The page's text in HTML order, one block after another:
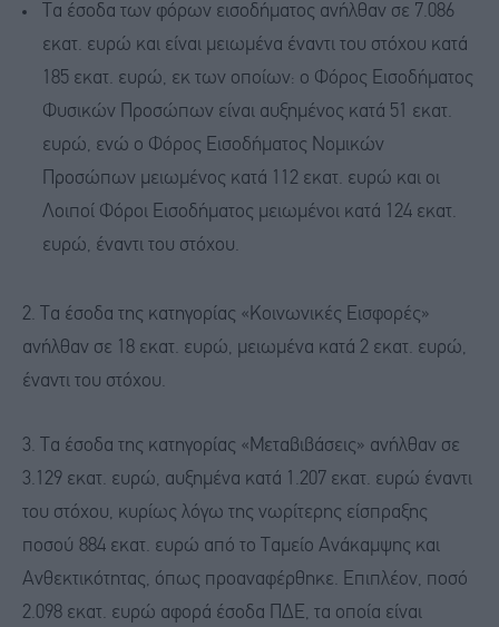
Τα έσοδα των φόρων εισοδήματος ανήλθαν σε 7.086
εκατ. ευρώ και είναι μειωμένα έναντι του στόχου κατά
185 εκατ. ευρώ, εκ των οποίων: ο Φόρος Εισοδήματος
Φυσικών Προσώπων είναι αυξημένος κατά 51 εκατ.
ευρώ, ενώ ο Φόρος Εισοδήματος Νομικών
Προσώπων μειωμένος κατά 112 εκατ. ευρώ και οι
Λοιποί Φόροι Εισοδήματος μειωμένοι κατά 124 εκατ.
ευρώ, έναντι του στόχου.
2. Τα έσοδα της κατηγορίας «Κοινωνικές Εισφορές»
ανήλθαν σε 18 εκατ. ευρώ, μειωμένα κατά 2 εκατ. ευρώ,
έναντι του στόχου.
3. Τα έσοδα της κατηγορίας «Μεταβιβάσεις» ανήλθαν σε
3.129 εκατ. ευρώ, αυξημένα κατά 1.207 εκατ. ευρώ έναντι
του στόχου, κυρίως λόγω της νωρίτερης είσπραξης
ποσού 884 εκατ. ευρώ από το Ταμείο Ανάκαμψης και
Ανθεκτικότητας, όπως προαναφέρθηκε. Επιπλέον, ποσό
2.098 εκατ. ευρώ αφορά έσοδα ΠΔΕ, τα οποία είναι